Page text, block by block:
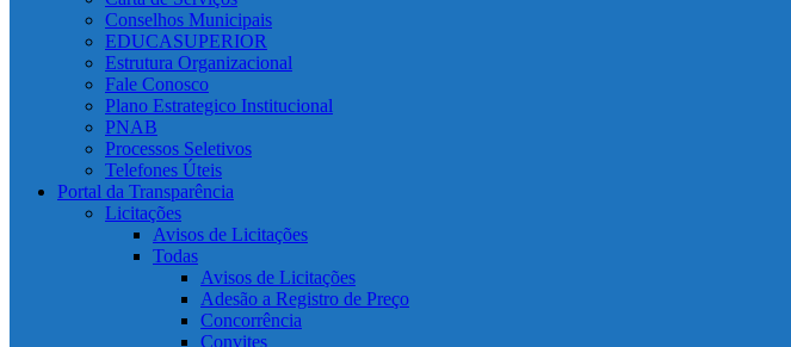
Conselhos Municipais
EDUCASUPERIOR
Estrutura Organizacional
Fale Conosco
Plano Estrategico Institucional
PNAB
Processos Seletivos
Telefones Úteis
Portal da Transparência
Licitações
Avisos de Licitações
Todas
Avisos de Licitações
Adesão a Registro de Preço
Concorrência
Convites